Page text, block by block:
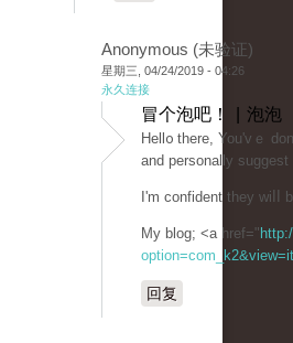
Anonymous (未验证)
星期三, 04/24/2019 - 04:26
永久连接
冒个泡吧！ | 泡泡
Ηеll᧐ there, You'vｅ
and personally
I'm confident they
My blog; <a href="
回复